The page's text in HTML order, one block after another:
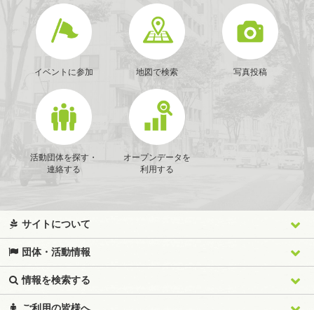
イベントに参加 地図で検索 写真投稿
活動団体を探す・
連絡する
オープンデータを
利用する
サイトについて
団体・活動情報
情報を検索する